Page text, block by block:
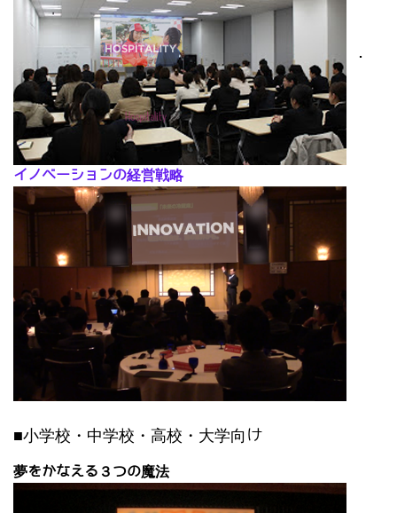
･
イノベーションの経営戦略
■小学校・中学校・高校・大学向け
夢をかなえる３つの魔法